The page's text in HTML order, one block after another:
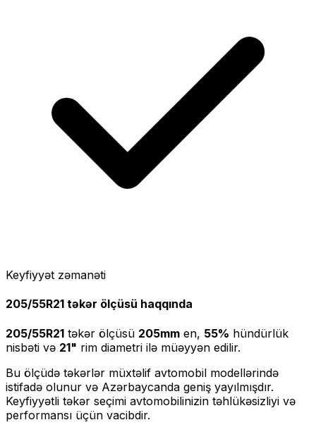
Keyfiyyət zəmanəti
205/55R21 təkər ölçüsü haqqında
205/55R21 təkər ölçüsü 205mm en, 55% hündürlük
nisbəti və 21" rim diametri ilə müəyyən edilir.
Bu ölçüdə təkərlər müxtəlif avtomobil modellərində
istifadə olunur və Azərbaycanda geniş yayılmışdır.
Keyfiyyətli təkər seçimi avtomobilinizin təhlükəsizliyi və
performansı üçün vacibdir.